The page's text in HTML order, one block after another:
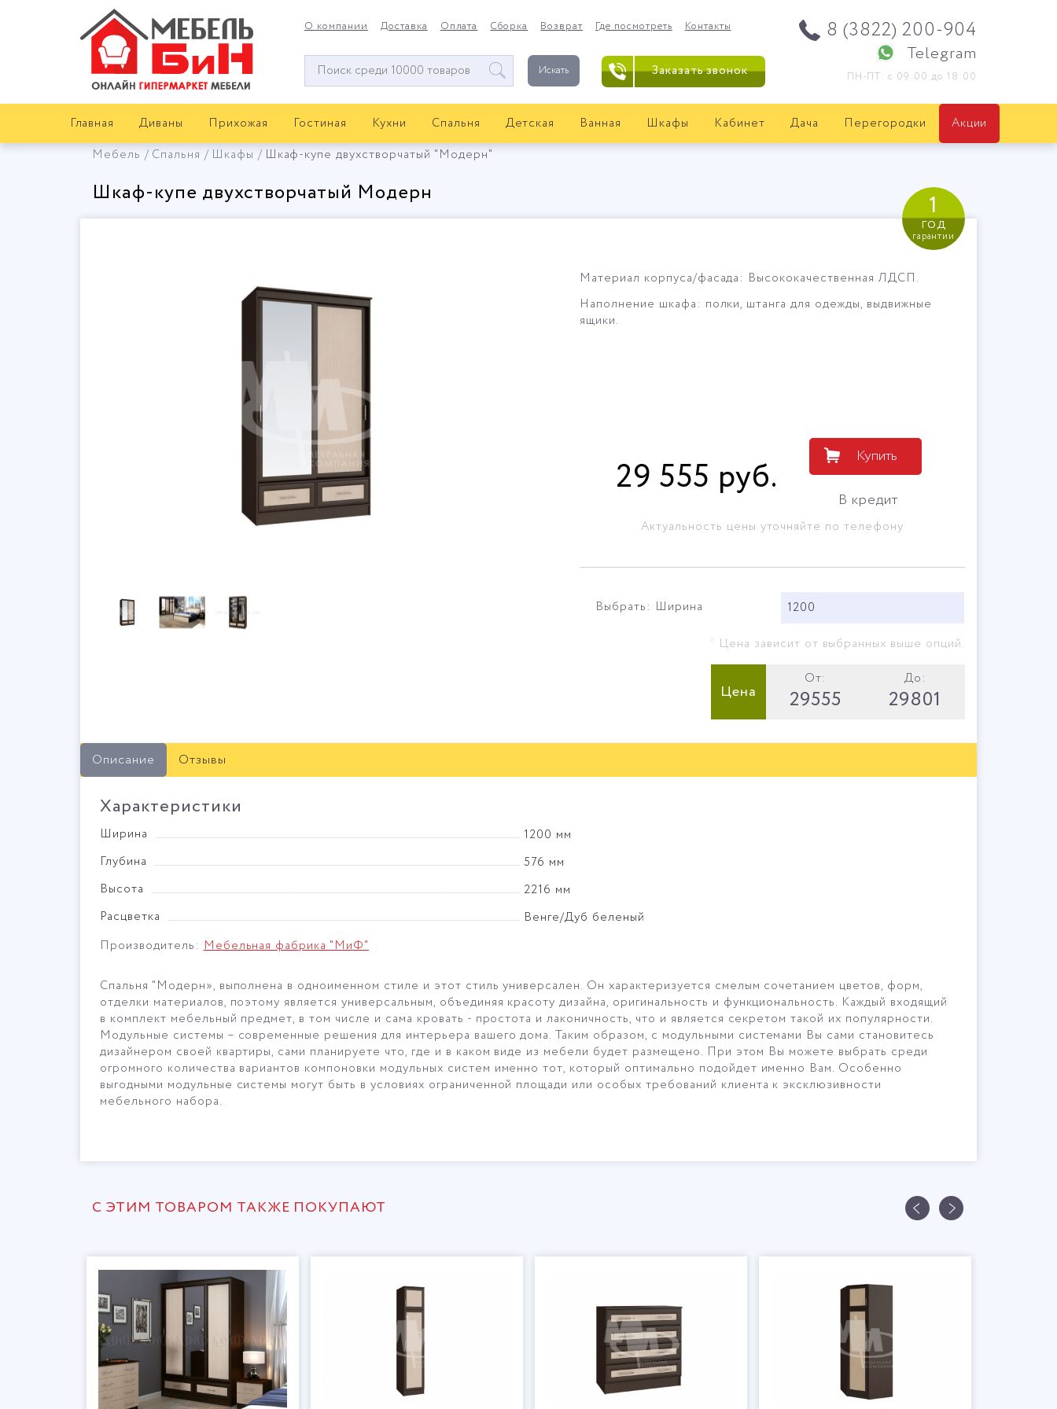
О компании Доставка Оплата Сборка Возврат Где посмотреть Контакты
Окно
поиска
Искать
8 (3822) 200-904
Telegram
ПН-ПТ: с 09:00 до 18:00
Заказать звонок
Главная Диваны Прихожая Гостиная Кухни Спальня Детская Ванная Шкафы Кабинет Дача Перегородки
Акции
Мебель
Спальня Шкафы Шкаф-купе двухстворчатый "Модерн"
Шкаф-купе двухстворчатый Модерн 1
год
гарантии
Материал корпуса/фасада: Высококачественная ЛДСП.
Наполнение шкафа: полки, штанга для одежды, выдвижные
ящики.
29 555 руб. Купить
В кредит
Актуальность цены уточняйте по телефону
Выбрать: Ширина 1200
* Цена зависит от выбранных выше опций.
Цена
От:
29555
До:
29801
Описание Отзывы
Характеристики
Ширина
1200 мм
Глубина
576 мм
Высота
2216 мм
Расцветка
Венге/Дуб беленый
Производитель:Мебельная фабрика "МиФ"
Спальня "Модерн», выполнена в одноименном стиле и этот стиль универсален. Он характеризуется смелым сочетанием цветов, форм,
отделки материалов, поэтому является универсальным, объединяя красоту дизайна, оригинальность и функциональность. Каждый входящий
в комплект мебельный предмет, в том числе и сама кровать - простота и лаконичность, что и является секретом такой их популярности.
Модульные системы – современные решения для интерьера вашего дома. Таким образом, с модульными системами Вы сами становитесь
дизайнером своей квартиры, сами планируете что, где и в каком виде из мебели будет размещено. При этом Вы можете выбрать среди
огромного количества вариантов компоновки модульных систем именно тот, который оптимально подойдет именно Вам. Особенно
выгодными модульные системы могут быть в условиях ограниченной площади или особых требований клиента к эксклюзивности
мебельного набора.
С ЭТИМ ТОВАРОМ ТАКЖЕ ПОКУПАЮТ